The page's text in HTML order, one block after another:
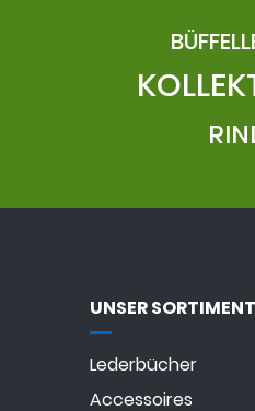
UNSER SORTIMENT
Lederbücher
Accessoires